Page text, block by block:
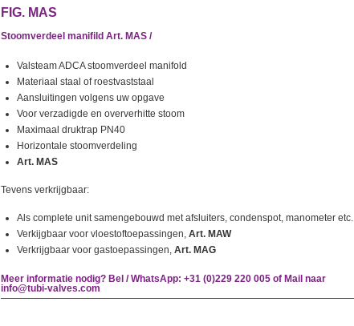
FIG. MAS
Stoomverdeel manifild Art. MAS /
Valsteam ADCA stoomverdeel manifold
Materiaal staal of roestvaststaal
Aansluitingen volgens uw opgave
Voor verzadigde en oververhitte stoom
Maximaal druktrap PN40
Horizontale stoomverdeling
Art. MAS
Tevens verkrijgbaar:
Als complete unit samengebouwd met afsluiters, condenspot, manometer etc.
Verkijgbaar voor vloestoftoepassingen, Art. MAW
Verkrijgbaar voor gastoepassingen, Art. MAG
Meer informatie nodig? Bel / WhatsApp: +31 (0)229 220 005 of Mail naar
info@tubi-valves.com